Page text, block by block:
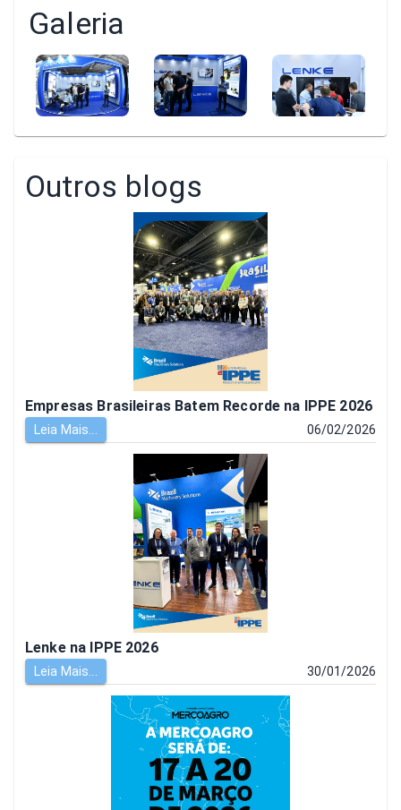
Galeria
Outros blogs
Empresas Brasileiras Batem Recorde na IPPE 2026
Leia Mais... 06/02/2026
Lenke na IPPE 2026
Leia Mais... 30/01/2026